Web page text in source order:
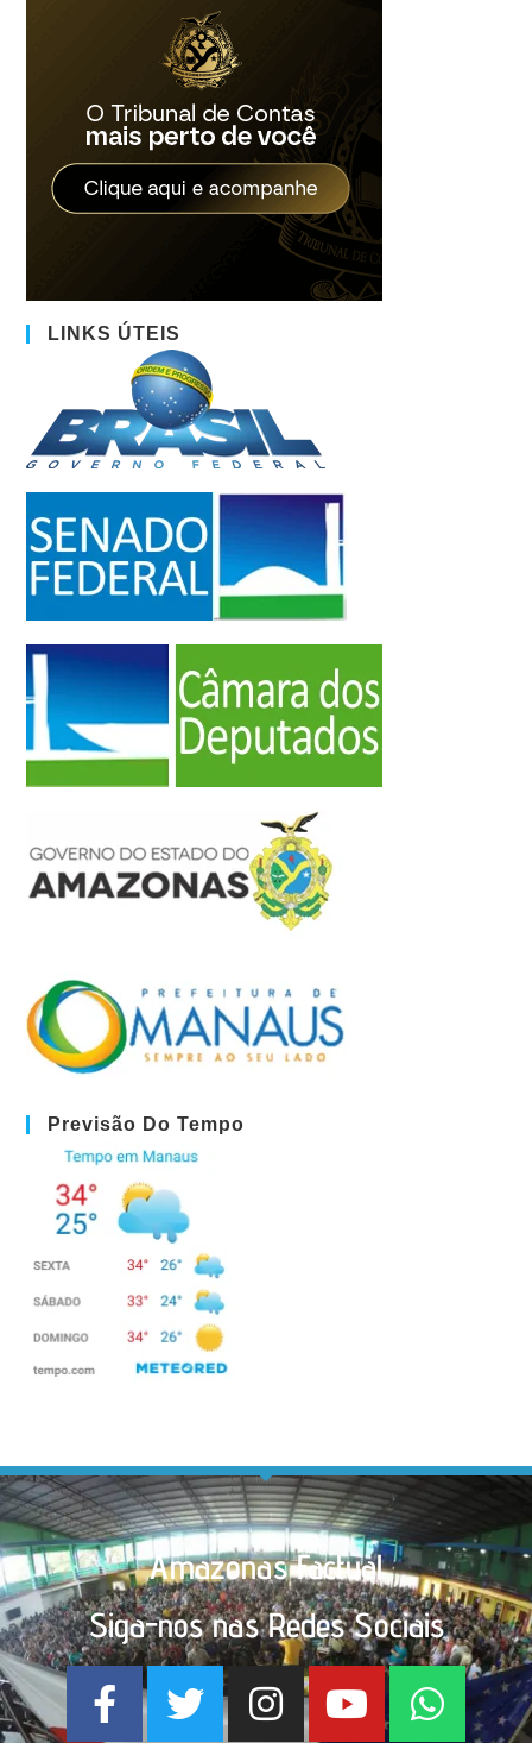
LINKS ÚTEIS
Previsão Do Tempo
Amazonas Factual
Siga-nos nas Redes Sociais